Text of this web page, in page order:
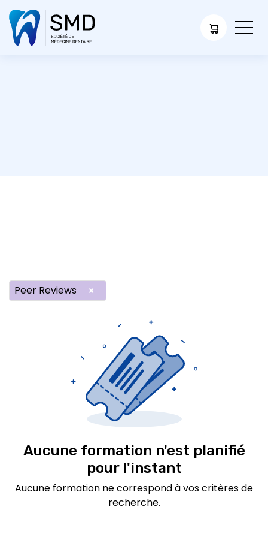
Peer Reviews ×
Aucune formation n'est planifié
pour l'instant
Aucune formation ne correspond à vos critères de
recherche.